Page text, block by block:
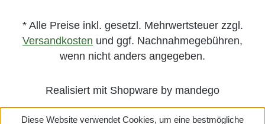
* Alle Preise inkl. gesetzl. Mehrwertsteuer zzgl.
Versandkosten und ggf. Nachnahmegebühren,
wenn nicht anders angegeben.
Realisiert mit Shopware by mandego
Diese Website verwendet Cookies, um eine bestmögliche